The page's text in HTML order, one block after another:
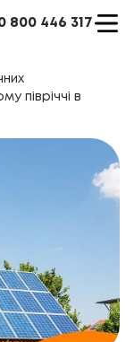
800 446 317
півріччі в